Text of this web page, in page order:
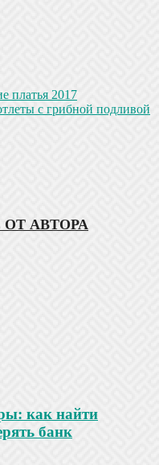
платья 2017
с грибной подливой
АВТОРА
как найти
банк